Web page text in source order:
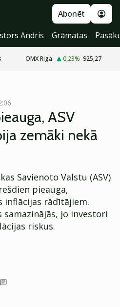
Abonēt
Andris Grāmatas
OMX Riga 0,23% 925,27
ASV
zemāki nekā
Savienoto Valstu (ASV)
pieauga,
inflācijas rādītājiem.
samazinājās, jo investori
riskus.